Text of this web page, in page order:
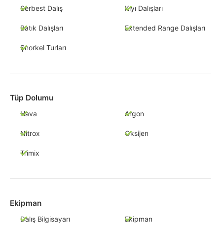
Serbest Dalış Kıyı Dalışları
Batık Dalışları Extended Range Dalışları
Şnorkel Turları
Tüp Dolumu
Hava Argon
Nitrox Oksijen
Trimix
Ekipman
Dalış Bilgisayarı Ekipman